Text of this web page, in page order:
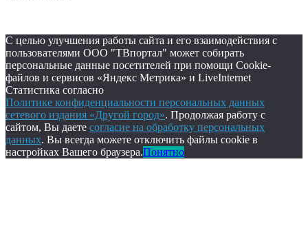
С целью улучшения работы сайта и его взаимодействия с
пользователями ООО "ТВпортал" может собирать
персональные данные посетителей при помощи Cookie-
файлов и сервисов «Яндекс Метрика» и LiveInternet
Статистика согласно
Политике конфиденциальности персональных данных
сетевого издания «Другой город». Продолжая работу с
сайтом, Вы даете согласие на обработку персональных
данных. Вы всегда можете отключить файлы cookie в
настройках Вашего браузера.Понятно